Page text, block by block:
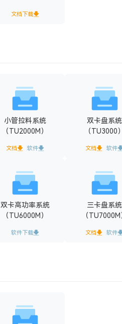
文档下载
小管拉料系统
（TU2000M）
文档 软件
双卡盘系统
（TU3000）
文档 软件
双卡高功率系统
（TU6000M）
软件下载
三卡盘系统
（TU7000M
文档 软件